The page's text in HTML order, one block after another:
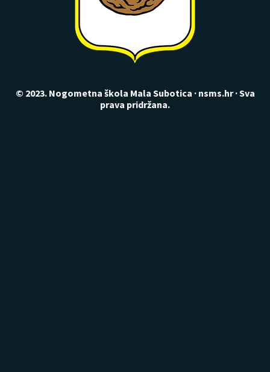
© 2023. Nogometna škola Mala Subotica · nsms.hr · Sva
prava pridržana.